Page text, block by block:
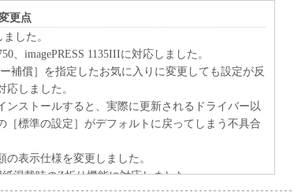
更点
した。
、imagePRESS 1135IIIに対応しました。
補償］を指定したお気に入りに変更しても設定が反
しました。
ンストールすると、実際に更新されるドライバー以
［標準の設定］がデフォルトに戻ってしまう不具合
の表示仕様を変更しました。
混載時のZ折り機能に対応しました。